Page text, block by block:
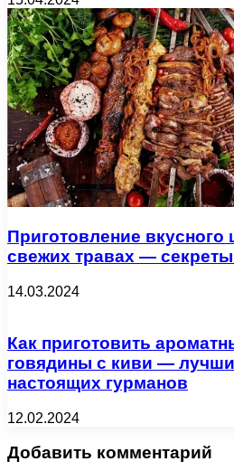
Приготовление
свежих травах —
14.03.2024
Как приготовить
говядины с киви —
настоящих гурманов
12.02.2024
Добавить комментарий